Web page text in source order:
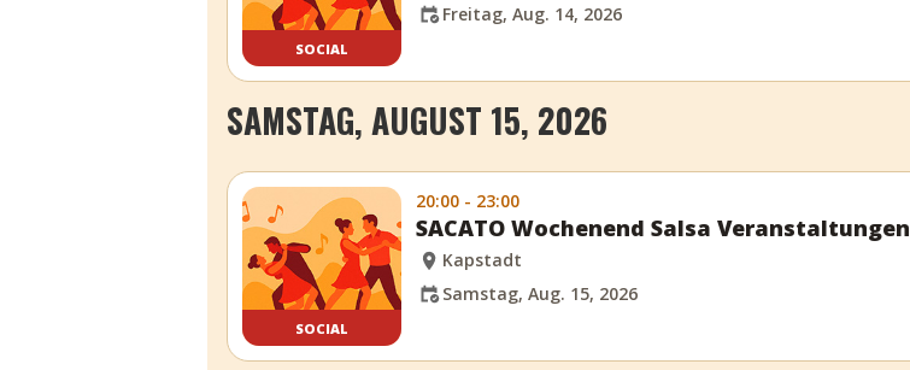
SOCIAL
Freitag, Aug. 14, 2026
SAMSTAG, AUGUST 15, 2026
SOCIAL
20:00 - 23:00
SACATO Wochenend Salsa Veranstaltungen
Kapstadt
Samstag, Aug. 15, 2026